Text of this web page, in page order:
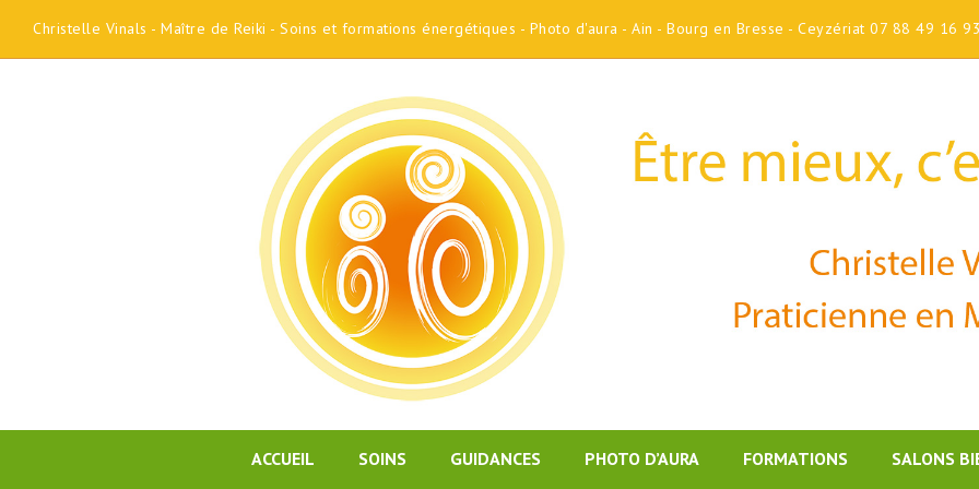
Christelle Vinals - Maître de Reiki - Soins et formations énergétiques - Photo d'aura - Ain - Bourg en Bresse - Ceyzériat 07 88 49 16 93
ACCUEIL SOINS GUIDANCES PHOTO D’AURA FORMATIONS SALONS